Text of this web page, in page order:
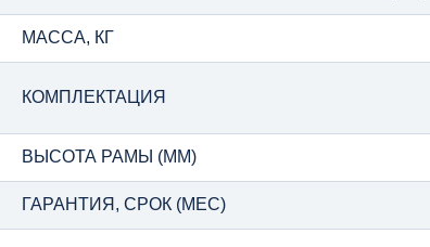
МАССА, КГ
КОМПЛЕКТАЦИЯ
ВЫСОТА РАМЫ (ММ)
ГАРАНТИЯ, СРОК (МЕС)